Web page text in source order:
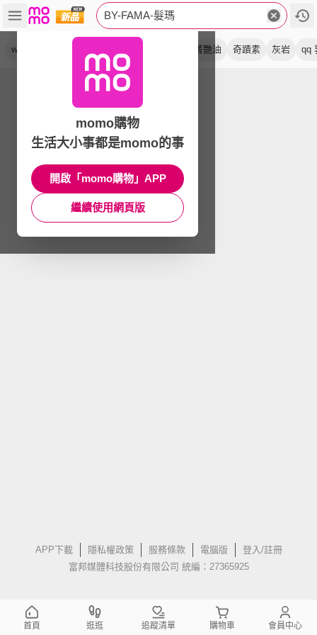
BY-FAMA-髮瑪
wondher 菁艷油 奇蹟素 灰岩 qq
APP下載 隱私權政策 服務條款 電腦版
登入/註冊
富邦媒體科技股份有限公司 統編：27365925
momo購物
生活大小事都是momo的事
開啟「momo購物」APP
繼續使用網頁版
首頁 逛逛 追蹤清單 購物車 會員中心